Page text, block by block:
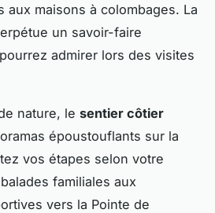
aux maisons à colombages. La
un savoir-faire
admirer lors des visites
nature, le sentier côtier
époustouflants sur la
vos étapes selon votre
familiales aux
vers la Pointe de